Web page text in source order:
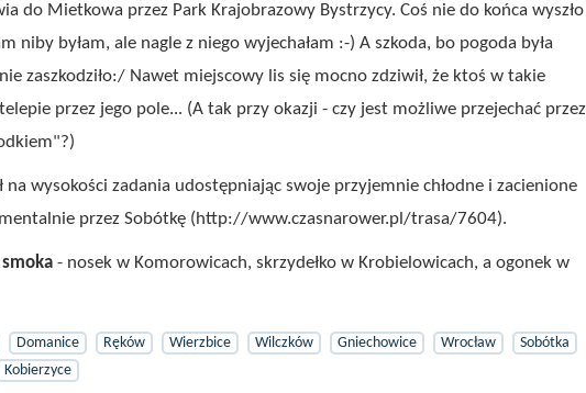
do Mietkowa przez Park Krajobrazowy Bystrzycy. Coś nie do końca wyszło
byłam, ale nagle z niego wyjechałam :-) A szkoda, bo pogoda była
zaszkodziło:/ Nawet miejscowy lis się mocno zdziwił, że ktoś w takie
przez jego pole... (A tak przy okazji - czy jest możliwe przejechać
na wysokości zadania udostępniając swoje przyjemnie chłodne i zacienione
przez Sobótkę (http://www.czasnarower.pl/trasa/7604).
smoka - nosek w Komorowicach, skrzydełko w Krobielowicach, a ogonek w
Domanice Ręków Wierzbice Wilczków Gniechowice Wrocław
Sobótka
Kobierzyce